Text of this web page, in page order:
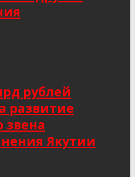
рублей
развитие
звена
Якутии